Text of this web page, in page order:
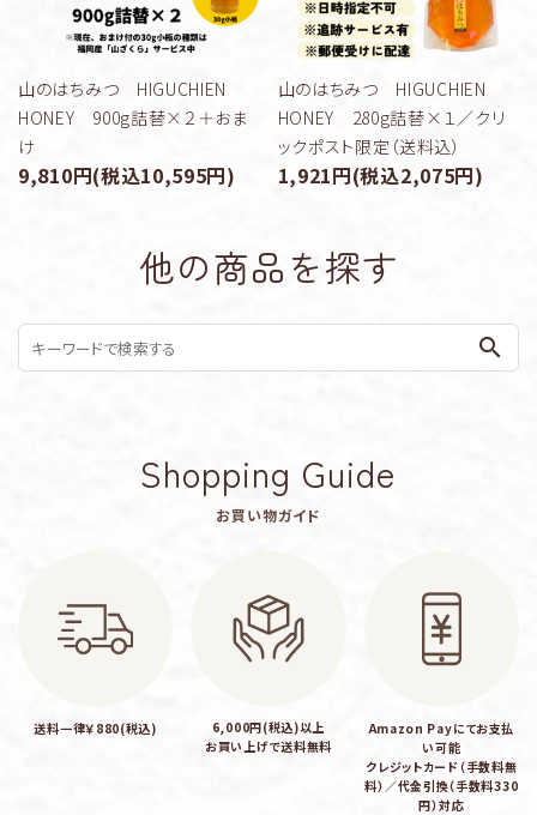
山のはちみつ HIGUCHIEN
HONEY 900g詰替×２＋おま
け
9,810円(税込10,595円)
山のはちみつ HIGUCHIEN
HONEY 280g詰替×１／クリ
ックポスト限定（送料込）
1,921円(税込2,075円)
他の商品を探す
search
Shopping Guide
お買い物ガイド
送料一律￥880(税込)
6,000円(税込)以上
お買い上げで送料無料
Amazon Payにてお支払
い可能
クレジットカード（手数料無
料）／代金引換（手数料330
円）対応